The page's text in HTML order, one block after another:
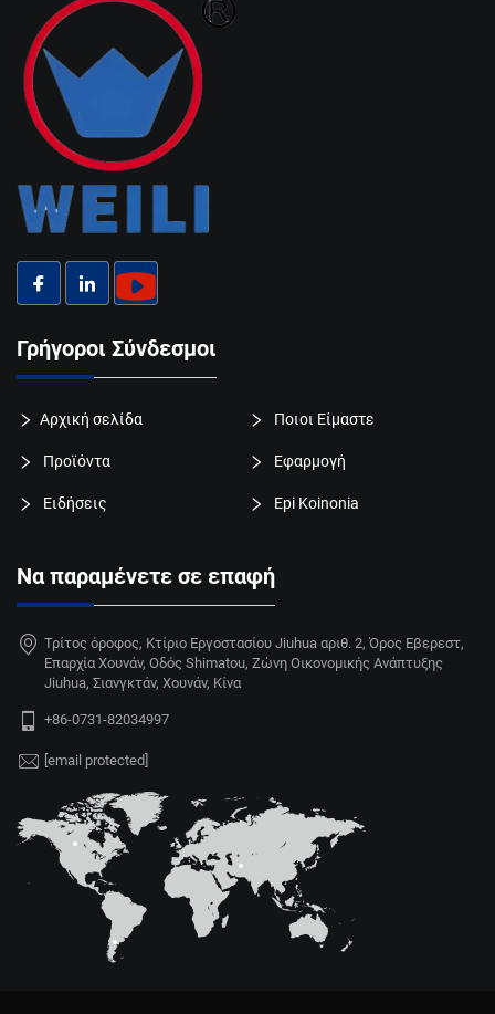
Γρήγοροι Σύνδεσμοι
Αρχική σελίδα Ποιοι Είμαστε
Προϊόντα Εφαρμογή
Ειδήσεις Epi Koinonia
Να παραμένετε σε επαφή
Τρίτος όροφος, Κτίριο Εργοστασίου Jiuhua αριθ. 2, Όρος Εβερεστ,
Επαρχία Χουνάν, Οδός Shimatou, Ζώνη Οικονομικής Ανάπτυξης
Jiuhua, Σιανγκτάν, Χουνάν, Κίνα
+86-0731-82034997
[email protected]